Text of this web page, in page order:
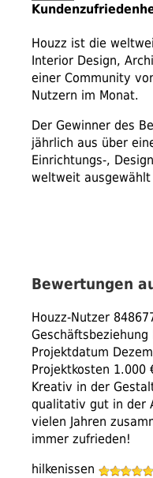
Houzz ist die
Interior Design,
einer Community
Nutzern im Monat.
Der Gewinner des
jährlich aus über
Einrichtungs-,
weltweit ausgewählt
Bewertungen
Houzz-Nutzer
Geschäftsbeziehung
Projektdatum
Projektkosten 1.000
Kreativ in der
qualitativ gut in der
vielen Jahren
immer zufrieden!
hilkenissen